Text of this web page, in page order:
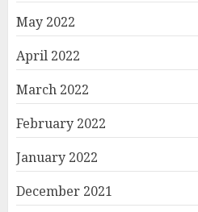
May 2022
April 2022
March 2022
February 2022
January 2022
December 2021